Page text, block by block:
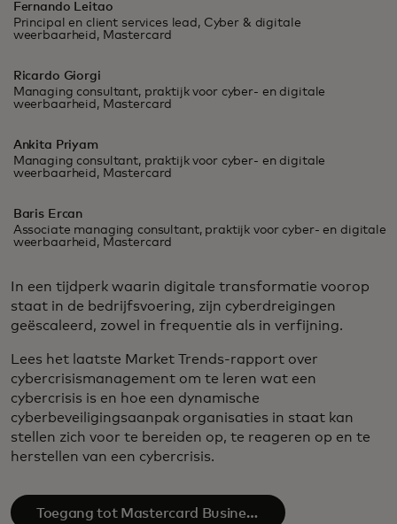
Fernando Leitao
Principal en client services lead, Cyber & digitale
weerbaarheid, Mastercard
Ricardo Giorgi
Managing consultant, praktijk voor cyber- en digitale
weerbaarheid, Mastercard
Ankita Priyam
Managing consultant, praktijk voor cyber- en digitale
weerbaarheid, Mastercard
Baris Ercan
Associate managing consultant, praktijk voor cyber- en digitale
weerbaarheid, Mastercard
In een tijdperk waarin digitale transformatie voorop
staat in de bedrijfsvoering, zijn cyberdreigingen
geëscaleerd, zowel in frequentie als in verfijning.
Lees het laatste Market Trends-rapport over
cybercrisismanagement om te leren wat een
cybercrisis is en hoe een dynamische
cyberbeveiligingsaanpak organisaties in staat kan
stellen zich voor te bereiden op, te reageren op en te
herstellen van een cybercrisis.
Toegang tot Mastercard Business